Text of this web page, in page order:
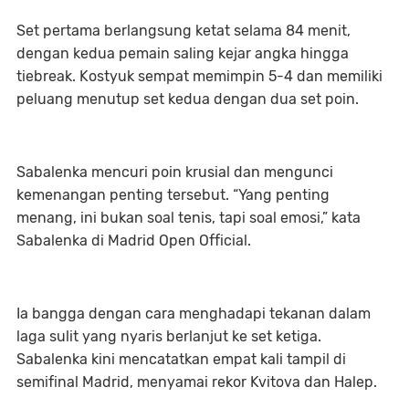
Set pertama berlangsung ketat selama 84 menit,
dengan kedua pemain saling kejar angka hingga
tiebreak. Kostyuk sempat memimpin 5-4 dan memiliki
peluang menutup set kedua dengan dua set poin.
Sabalenka mencuri poin krusial dan mengunci
kemenangan penting tersebut. “Yang penting
menang, ini bukan soal tenis, tapi soal emosi,” kata
Sabalenka di Madrid Open Official.
Ia bangga dengan cara menghadapi tekanan dalam
laga sulit yang nyaris berlanjut ke set ketiga.
Sabalenka kini mencatatkan empat kali tampil di
semifinal Madrid, menyamai rekor Kvitova dan Halep.